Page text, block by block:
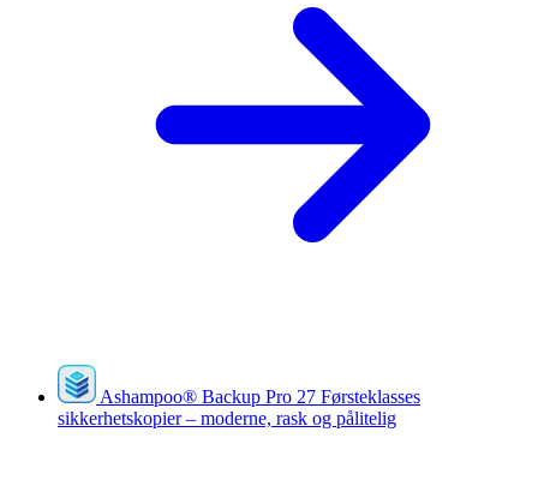
Ashampoo® Backup Pro 27 Førsteklasses
sikkerhetskopier – moderne, rask og pålitelig